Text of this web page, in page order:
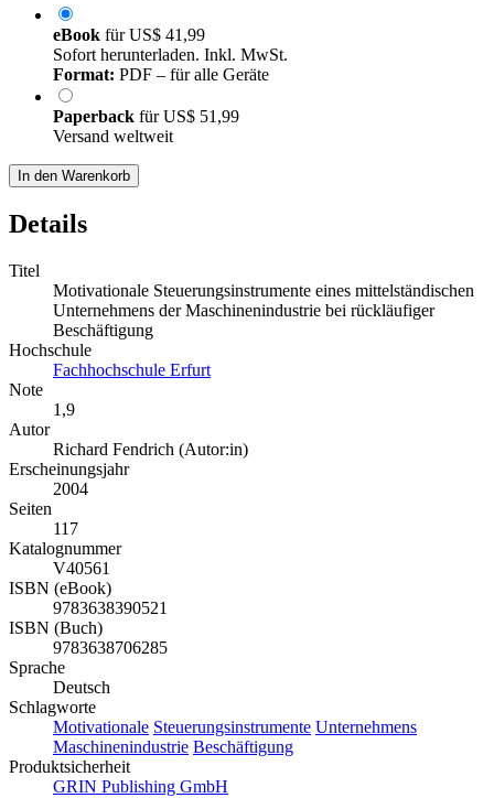
eBook fürUS$ 41,99
Sofort herunterladen. Inkl. MwSt.
Format: PDF – für alle Geräte
Paperback fürUS$ 51,99
Versand weltweit
In den Warenkorb
Details
Titel
Motivationale Steuerungsinstrumente eines mittelständischen
Unternehmens der Maschinenindustrie bei rückläufiger
Beschäftigung
Hochschule
Fachhochschule Erfurt
Note
1,9
Autor
Richard Fendrich (Autor:in)
Erscheinungsjahr
2004
Seiten
117
Katalognummer
V40561
ISBN (eBook)
9783638390521
ISBN (Buch)
9783638706285
Sprache
Deutsch
Schlagworte
Motivationale Steuerungsinstrumente Unternehmens
Maschinenindustrie Beschäftigung
Produktsicherheit
GRIN Publishing GmbH